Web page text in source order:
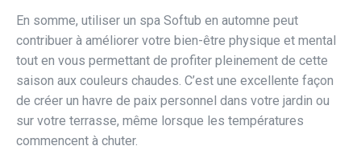
En somme, utiliser un spa Softub en automne peut
contribuer à améliorer votre bien-être physique et mental
tout en vous permettant de profiter pleinement de cette
saison aux couleurs chaudes. C’est une excellente façon
de créer un havre de paix personnel dans votre jardin ou
sur votre terrasse, même lorsque les températures
commencent à chuter.